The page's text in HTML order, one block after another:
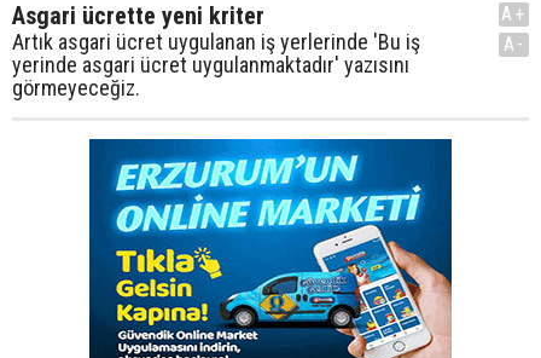
Asgari ücrette yeni kriter
Artık asgari ücret uygulanan iş yerlerinde 'Bu iş
yerinde asgari ücret uygulanmaktadır' yazısını
görmeyeceğiz.
A+
A-